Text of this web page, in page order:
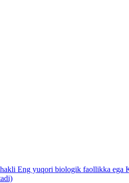
Eng yuqori biologik faollikka ega